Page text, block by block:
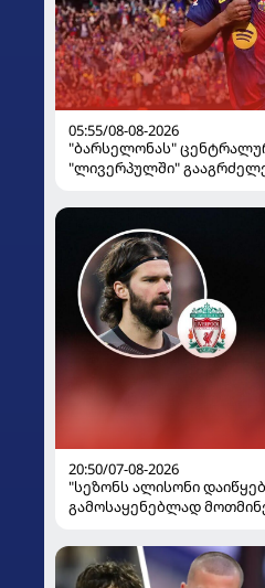
05:55/08-08-2026
"ბარსელონას"
"ლივერპულში"
20:50/07-08-2026
"სეზონს ალისონი
გამოსაყენებლად
ყოფილმა მეკარემ